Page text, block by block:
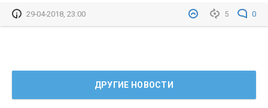
5 0
29-04-2018, 23:00
ДРУГИЕ НОВОСТИ